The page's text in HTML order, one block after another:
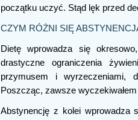
początku uczyć. Stąd lęk przed
CZYM RÓŻNI SIĘ
Dietę wprowadza się
drastyczne ograniczenia
przymusem i wyrzeczeniami,
Poszcząc, zawsze
Abstynencję z kolei wprowadza